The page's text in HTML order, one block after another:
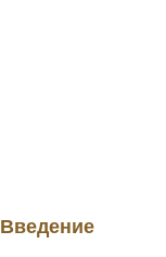
Введение